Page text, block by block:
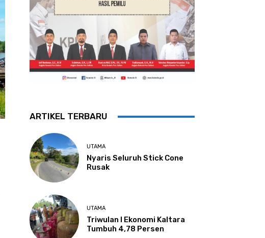
ARTIKEL TERBARU
UTAMA
Nyaris Seluruh Stick Cone
Rusak
UTAMA
Triwulan I Ekonomi Kaltara
Tumbuh 4,78 Persen